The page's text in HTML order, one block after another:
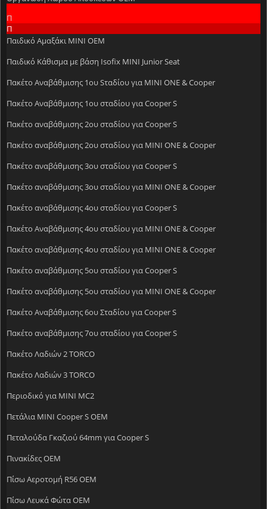
Π
Π
Παιδικό Αμαξάκι MINI OEM
Παιδικό Κάθισμα με βάση Isofix MINI Junior Seat
Πακέτο Aναβάθμισης 1ου Sταδίου για MINI ONE & Cooper
Πακέτο Αναβάθμισης 1ου σταδίου για Cooper S
Πακέτο αναβάθμισης 2ου σταδίου για Cooper S
Πακέτο αναβάθμισης 2ου σταδίου για MINI ONE & Cooper
Πακέτο αναβάθμισης 3ου σταδίου για Cooper S
Πακέτο αναβάθμισης 3ου σταδίου για MINI ONE & Cooper
Πακέτο αναβάθμισης 4ου σταδίου για Cooper S
Πακέτο Αναβάθμισης 4ου σταδίου για MINI ONE & Cooper
Πακέτο αναβάθμισης 4ου σταδίου για MINI ONE & Cooper
Πακέτο αναβάθμισης 5ου σταδίου για Cooper S
Πακέτο αναβάθμισης 5ου σταδίου για MINI ONE & Cooper
Πακέτο Αναβάθμισης 6ου Σταδίου για Cooper S
Πακέτο αναβάθμισης 7ου σταδίου για Cooper S
Πακέτο Λαδιών 2 TORCO
Πακέτο Λαδιών 3 TORCO
Περιοδικό για MINI MC2
Πετάλια MINI Cooper S OEM
Πεταλούδα Γκαζιού 64mm για Cooper S
Πινακίδες OEM
Πίσω Αεροτομή R56 OEM
Πίσω Λευκά Φώτα OEM